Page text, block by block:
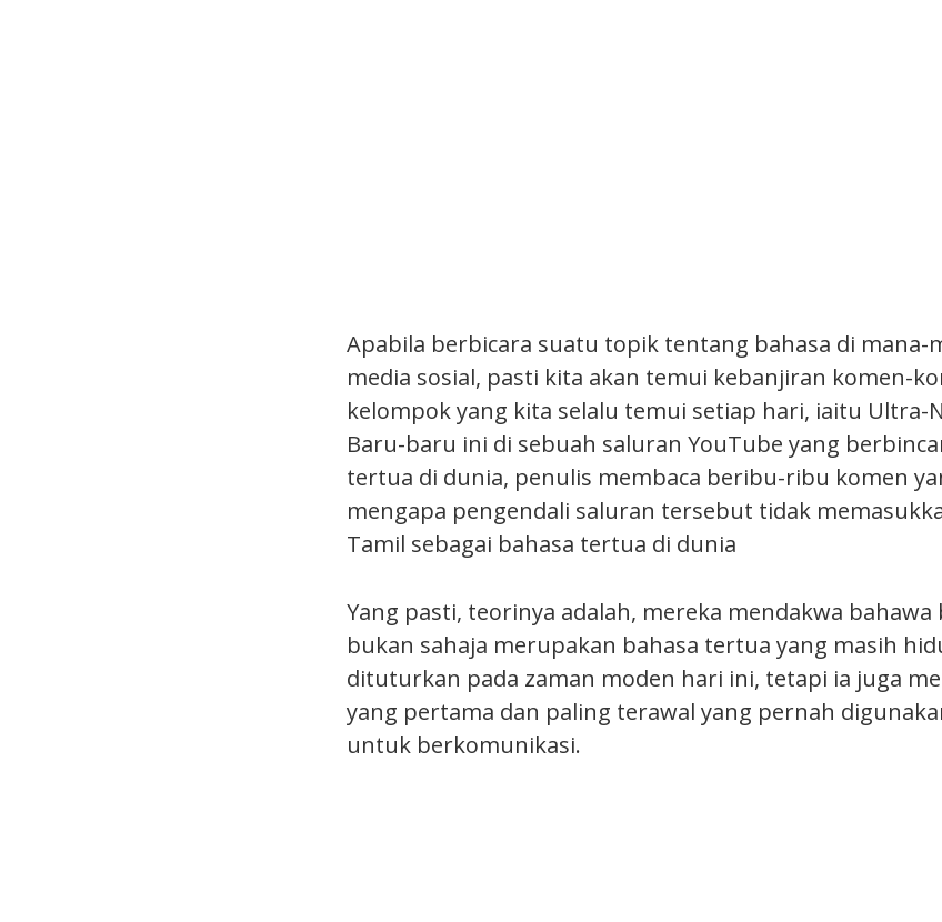
Apabila berbicara suatu topik tentang bahasa di mana-
media sosial, pasti kita akan temui kebanjiran komen-
kelompok yang kita selalu temui setiap hari, iaitu Ultra-
Baru-baru ini di sebuah saluran YouTube yang
tertua di dunia, penulis membaca beribu-ribu komen
mengapa pengendali saluran tersebut tidak
Tamil sebagai bahasa tertua di dunia
Yang pasti, teorinya adalah, mereka mendakwa bahawa
bukan sahaja merupakan bahasa tertua yang masih
dituturkan pada zaman moden hari ini, tetapi ia juga
yang pertama dan paling terawal yang pernah
untuk berkomunikasi.